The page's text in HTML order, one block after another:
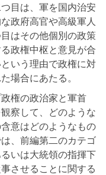
目は、軍を国内治安
政府高官や高級軍人
はその他個別の政策
政権中枢と意見が合
いう理由で政権に対
場合にあたる。
権の政治家と軍首
察して、どのような
意はどのようなもの
、前編第二のカテゴ
いは大統領の指揮下
させることに関する